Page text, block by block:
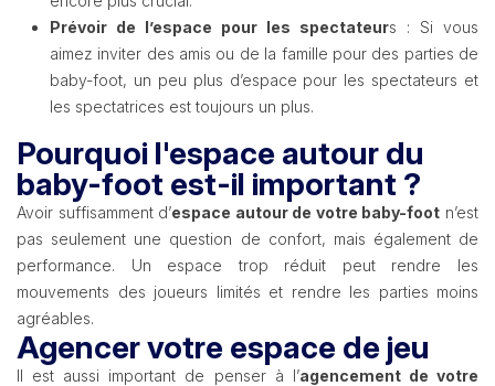
Prévoir de l’espace pour les spectateurs : Si vous
aimez inviter des amis ou de la famille pour des parties de
baby-foot, un peu plus d’espace pour les spectateurs et
les spectatrices est toujours un plus.
Pourquoi l'espace autour du
baby-foot est-il important ?
Avoir suffisamment d’espace autour de votre baby-foot n’est
pas seulement une question de confort, mais également de
performance. Un espace trop réduit peut rendre les
mouvements des joueurs limités et rendre les parties moins
agréables.
Agencer votre espace de jeu
Il est aussi important de penser à l’agencement de votre